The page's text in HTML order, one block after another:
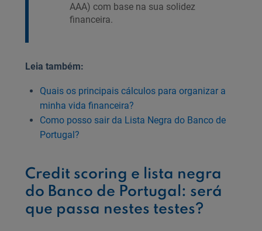
AAA) com base na sua solidez
financeira.
Leia também:
Quais os principais cálculos para organizar a
minha vida financeira?
Como posso sair da Lista Negra do Banco de
Portugal?
Credit scoring e lista negra
do Banco de Portugal: será
que passa nestes testes?